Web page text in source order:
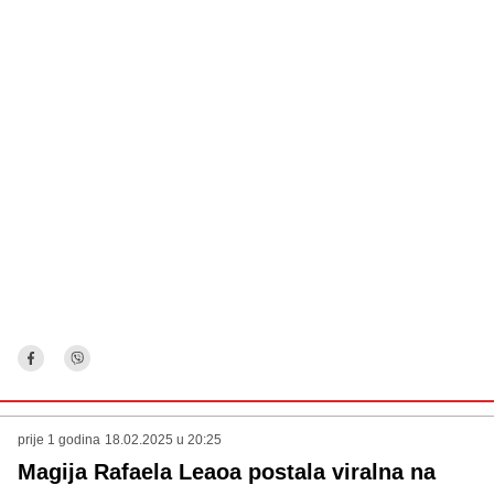
prije 1 godina 18.02.2025 u 20:25
Magija Rafaela Leaoa postala viralna na